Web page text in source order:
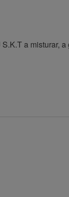
a misturar,